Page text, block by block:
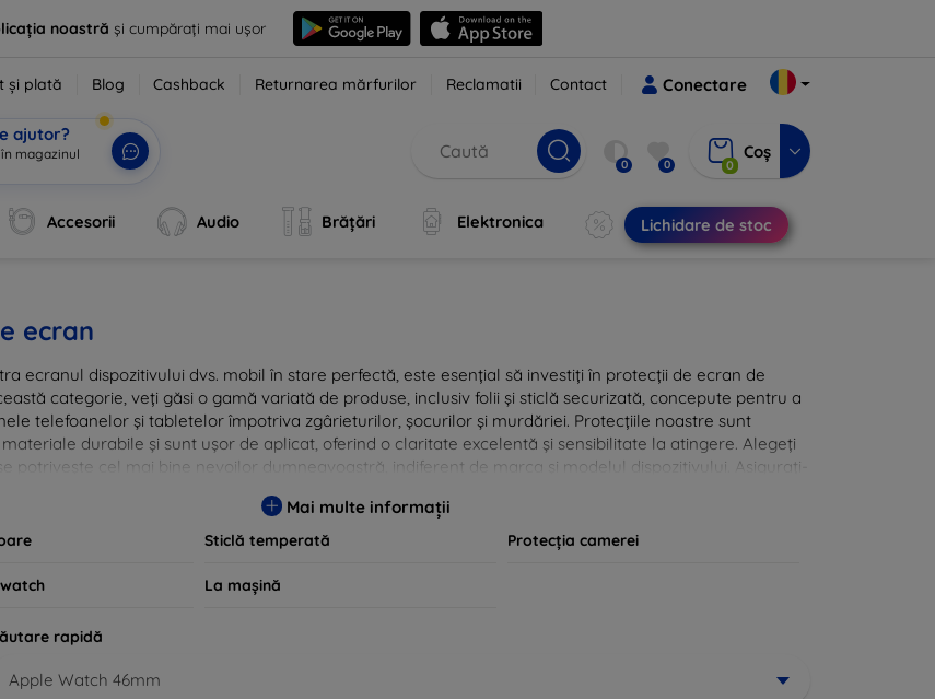
noastră și cumpărați mai ușor
și plată Blog Cashback Returnarea mărfurilor Reclamatii Contact Conectare
ajutor?
magazinul
0 0 0
Coș
Accesorii Audio Brățări Elektronica Lichidare de stoc
ecran
ecranul dispozitivului dvs. mobil în stare perfectă, este esențial să investiți în protecții de ecran de
categorie, veți găsi o gamă variată de produse, inclusiv folii și sticlă securizată, concepute pentru a
telefoanelor și tabletelor împotriva zgârieturilor, șocurilor și murdăriei. Protecțiile noastre sunt
durabile și sunt ușor de aplicat, oferind o claritate excelentă și sensibilitate la atingere. Alegeți
potrivește cel mai bine nevoilor dumneavoastră, indiferent de marca și modelul dispozitivului. Asigurați-
Mai multe informații
Sticlă temperată Protecția camerei
La mașină
rapidă
Apple Watch 46mm